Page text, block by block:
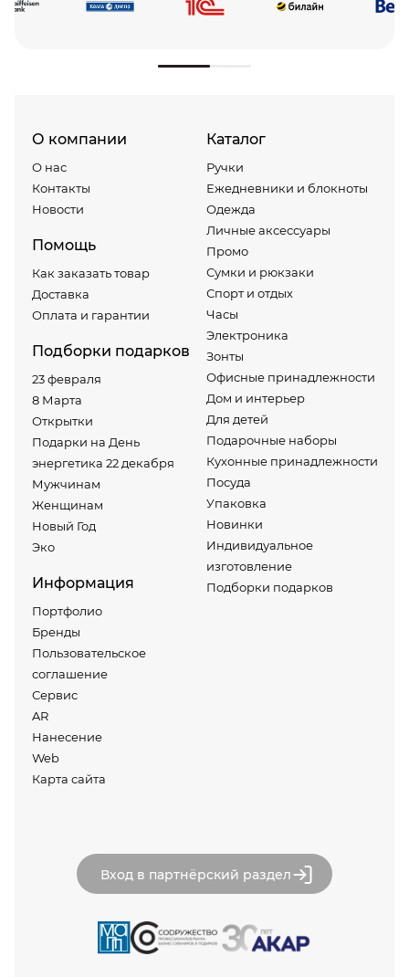
О компании
О нас
Контакты
Новости
Помощь
Как заказать товар
Доставка
Оплата и гарантии
Подборки подарков
23 февраля
8 Марта
Открытки
Подарки на День
энергетика 22 декабря
Мужчинам
Женщинам
Новый Год
Эко
Информация
Портфолио
Бренды
Пользовательское
соглашение
Сервис
AR
Нанесение
Web
Карта сайта
Каталог
Ручки
Ежедневники и блокноты
Одежда
Личные аксессуары
Промо
Сумки и рюкзаки
Спорт и отдых
Часы
Электроника
Зонты
Офисные принадлежности
Дом и интерьер
Для детей
Подарочные наборы
Кухонные принадлежности
Посуда
Упаковка
Новинки
Индивидуальное
изготовление
Подборки подарков
Вход в партнёрский раздел